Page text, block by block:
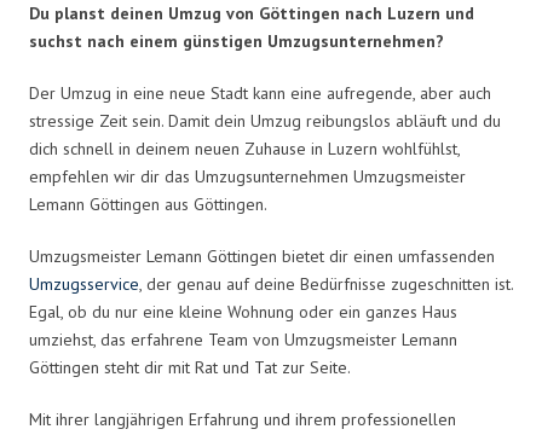
Du planst deinen Umzug von Göttingen nach Luzern und
suchst nach einem günstigen Umzugsunternehmen?
Der Umzug in eine neue Stadt kann eine aufregende, aber auch
stressige Zeit sein. Damit dein Umzug reibungslos abläuft und du
dich schnell in deinem neuen Zuhause in Luzern wohlfühlst,
empfehlen wir dir das Umzugsunternehmen Umzugsmeister
Lemann Göttingen aus Göttingen.
Umzugsmeister Lemann Göttingen bietet dir einen umfassenden
Umzugsservice, der genau auf deine Bedürfnisse zugeschnitten ist.
Egal, ob du nur eine kleine Wohnung oder ein ganzes Haus
umziehst, das erfahrene Team von Umzugsmeister Lemann
Göttingen steht dir mit Rat und Tat zur Seite.
Mit ihrer langjährigen Erfahrung und ihrem professionellen